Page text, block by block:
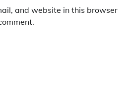
and website in this browser